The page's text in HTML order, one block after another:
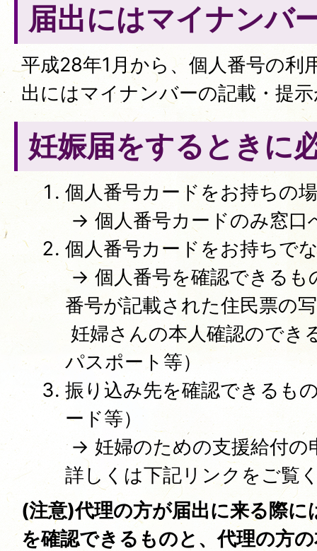
届出にはマイナンバ
平成28年1月から、個人番号の利
出にはマイナンバーの記載・提
妊娠届をするときに
個人番号カードをお持ちの
→ 個人番号カードのみ窓口
個人番号カードをお持ちで
→ 個人番号を確認できるも
番号が記載された住民票の
妊婦さんの本人確認のでき
パスポート等）
振り込み先を確認できるも
ード等）
→ 妊婦のための支援給付の
詳しくは下記リンクをご覧
(注意)代理の方が届出に来る際に
を確認できるものと、代理の方